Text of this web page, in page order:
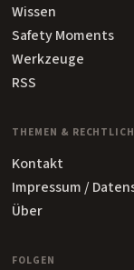
Wissen
Safety Moments
Werkzeuge
RSS
THEMEN &
Kontakt
Impressum /
Über
FOLGEN